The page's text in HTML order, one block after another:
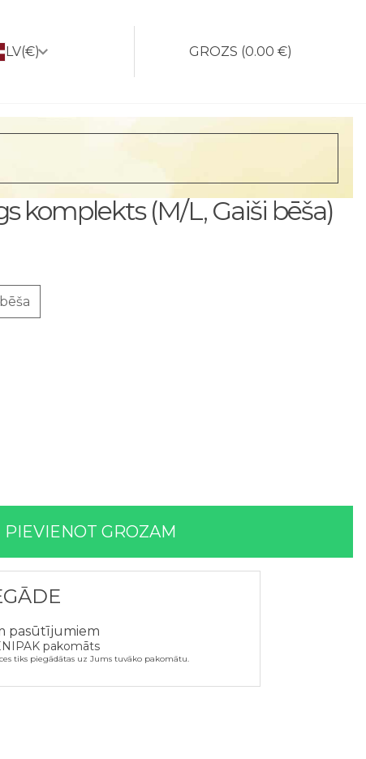
LV(€) GROZS (0.00 €)
komplekts (M/L, Gaiši bēša)
PIEVIENOT GROZAM
pasūtījumiem
pakomāts
tiks piegādātas uz Jums tuvāko pakomātu.